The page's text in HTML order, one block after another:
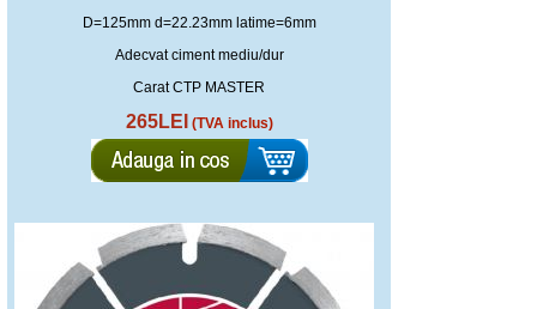
D=125mm d=22.23mm latime=6mm
Adecvat ciment mediu/dur
Carat CTP MASTER
265LEI (TVA inclus)